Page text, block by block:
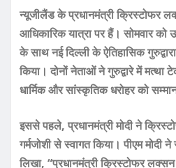
न्यूजीलैंड के प्रधानमंत्री क्रिस्टोफर
आधिकारिक यात्रा पर हैं। सोमवार को
के साथ नई दिल्ली के ऐतिहासिक
किया। दोनों नेताओं ने गुरुद्वारे में
धार्मिक और सांस्कृतिक धरोहर को
इससे पहले, प्रधानमंत्री मोदी ने
गर्मजोशी से स्वागत किया। पीएम मोदी
लिखा, “प्रधानमंत्री क्रिस्टोफर